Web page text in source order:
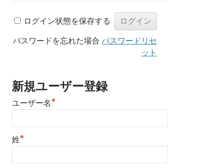
ログイン状態を保存する
パスワードを忘れた場合 パスワードリセ
ット
新規ユーザー登録
ユーザー名*
姓*